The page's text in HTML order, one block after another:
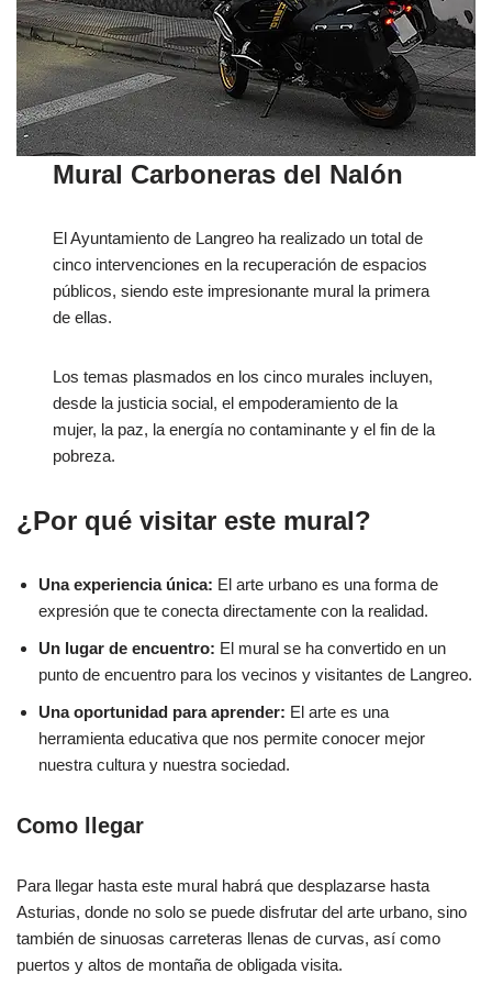
Mural Carboneras del Nalón
El Ayuntamiento de Langreo ha realizado un total de
cinco intervenciones en la recuperación de espacios
públicos, siendo este impresionante mural la primera
de ellas.
Los temas plasmados en los cinco murales incluyen,
desde la justicia social, el empoderamiento de la
mujer, la paz, la energía no contaminante y el fin de la
pobreza.
¿Por qué visitar este mural?
Una experiencia única: El arte urbano es una forma de
expresión que te conecta directamente con la realidad.
Un lugar de encuentro: El mural se ha convertido en un
punto de encuentro para los vecinos y visitantes de Langreo.
Una oportunidad para aprender: El arte es una
herramienta educativa que nos permite conocer mejor
nuestra cultura y nuestra sociedad.
Como llegar
Para llegar hasta este mural habrá que desplazarse hasta
Asturias, donde no solo se puede disfrutar del arte urbano, sino
también de sinuosas carreteras llenas de curvas, así como
puertos y altos de montaña de obligada visita.